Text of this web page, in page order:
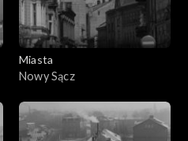
Miasta
Nowy Sącz